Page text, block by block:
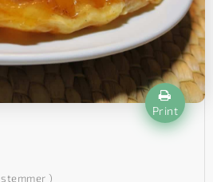
Print
stemmer )